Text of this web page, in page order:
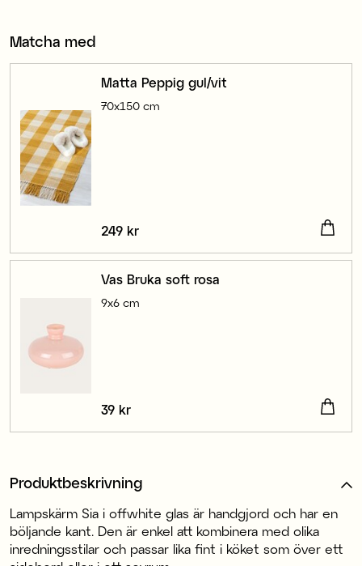
Matcha med
Matta Peppig gul/vit
70x150 cm
Pris :249 kr
249 kr
Vas Bruka soft rosa
9x6 cm
Pris:
39 kr
Produktbeskrivning
Lampskärm Sia i offwhite glas är handgjord och har en
böljande kant. Den är enkel att kombinera med olika
inredningsstilar och passar lika fint i köket som över ett